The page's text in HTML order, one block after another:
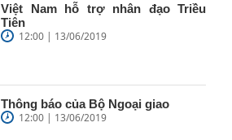
Việt Nam hỗ trợ nhân đạo Triều
Tiên
12:00 | 13/06/2019
Thông báo của Bộ Ngoại giao
12:00 | 13/06/2019